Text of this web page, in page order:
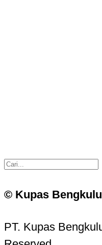
© Kupas Bengkulu
PT. Kupas